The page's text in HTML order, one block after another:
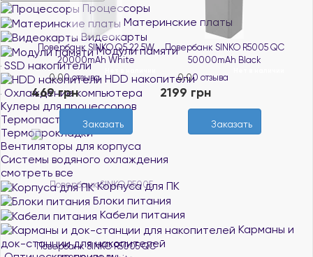
Процессоры
Материнские платы
Видеокарты
Модули памяти
SSD накопители
HDD накопители
Охлаждение компьютера
Кулеры для процессоров
Термопасты
Термопрокладки
Вентиляторы для корпуса
Системы водяного охлаждения
смотреть все
Корпуса для ПК
Блоки питания
Кабели питания
Карманы и
док-станции для накопителей
Повербанк SINKO Q5 22.5W
20000mAh White
0.00 отзыва
469 грн
Заказать
Повербанк SINKO R5005 QC
50000mAh Black
0.00 отзыва
2199 грн
Заказать
Повербанк SINKO R5005 QC